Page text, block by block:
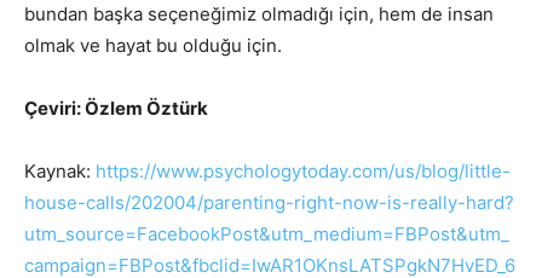
bundan başka seçeneğimiz olmadığı için, hem de insan
olmak ve hayat bu olduğu için.
Çeviri: Özlem Öztürk
Kaynak: https://www.psychologytoday.com/us/blog/little-
house-calls/202004/parenting-right-now-is-really-hard?
utm_source=FacebookPost&utm_medium=FBPost&utm_
campaign=FBPost&fbclid=IwAR1OKnsLATSPgkN7HvED_6